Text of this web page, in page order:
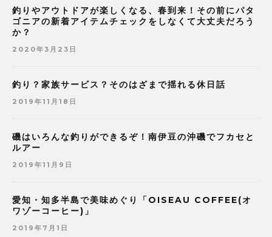
釣りやアウトドアが楽しくなる、春到来！その前にパタ
ゴニアの新着アイテムチェックをしなくて大丈夫だろう
か？
2020年3月23日
釣り？家族サービス？そのはざまで揺れる休日話
2019年11月18日
磯はいろんな釣りができるぞ！南伊豆の沖磯でフカセと
ルアー
2019年11月9日
愛知・知多半島で美味めぐり「OISEAU COFFEE(オ
ワゾーコーヒー)」
2019年7月1日